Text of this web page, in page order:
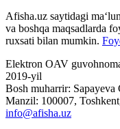
Afisha.uz saytidagi
va boshqa maqsadlarda
ruxsati bilan mumkin.
Elektron OAV
2019-yil
Bosh muharrir: Sapayeva
Manzil: 100007,
info@afisha.uz